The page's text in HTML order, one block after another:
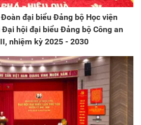
đại biểu Đảng bộ Học viện
hội đại biểu Đảng bộ Công an
nhiệm kỳ 2025 - 2030